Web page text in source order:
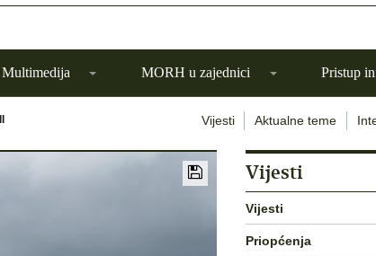
Multimedija MORH u zajednici Pristup
Vijesti Aktualne teme
Vijesti
Vijesti
Priopćenja